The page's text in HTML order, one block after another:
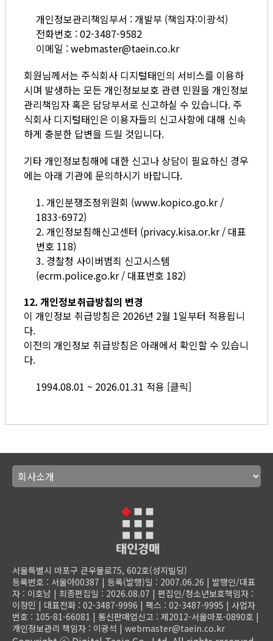
개인정보관리책임부서 : 개발부 (책임자:이광석)
전화번호 : 02-3487-9582
이메일 : webmaster@taein.co.kr
회원님께서는 주식회사 디지털태인의 서비스를 이용하
시며 발생하는 모든 개인정보보호 관련 민원을 개인정보
관리책임자 혹은 담당부서로 신고하실 수 있습니다. 주
식회사 디지털태인은 이용자들의 신고사항에 대해 신속
하게 충분한 답변을 드릴 것입니다.
기타 개인정보침해에 대한 신고나 상담이 필요하신 경우
에는 아래 기관에 문의하시기 바랍니다.
1. 개인분쟁조정위원회 (www.kopico.go.kr /
1833-6972)
2. 개인정보침해신고센터 (privacy.kisa.or.kr / 대표
번호 118)
3. 경찰청 사이버범죄 신고시스템
(ecrm.police.go.kr / 대표번호 182)
12. 개인정보취급방침의 변경
이 개인정보 취급방침은 2026년 2월 1일부터 적용됩니
다.
이전의 개인정보 취급방침은 아래에서 확인할 수 있습니
다.
1994.08.01 ~ 2026.01.31 적용 [클릭]
서울특별시 마포구 큰우물로75, 602호(성지빌딩)
등록번호 : 서울아00387 | 등록(발행)일 : 2007.06.26 | 발행인/대표
자 : 이호남 | 최종편집일 : 2026.08.07 | 편집인/청소년보호책임자 :
이정민 | 대표전화 : 02-3487-9996 | 팩스 : 02-3487-9995 | 사업자
번호 : 105-81-66081 | 통신판매업신고 : 제2012-서울마포-0890호 |
개인정보관리 책임자 : 이광석 | webmaster@taein.co.kr